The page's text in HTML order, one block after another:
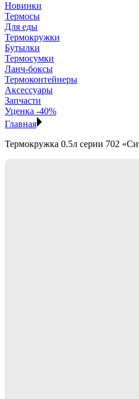
Новинки
Термосы
Для еды
Термокружки
Бутылки
Термосумки
Ланч-боксы
Термоконтейнеры
Аксессуары
Запчасти
Уценка -40%
Главная
Термокружка 0.5л серии 702